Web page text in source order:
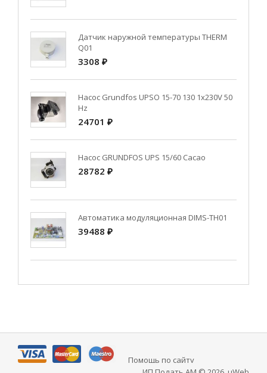
Датчик наружной температуры THERM
Q01
3308 ₽
Насос Grundfos UPSO 15-70 130 1x230V 50
Hz
24701 ₽
Насос GRUNDFOS UPS 15/60 Cacao
28782 ₽
Автоматика модуляционная DIMS-TH01
39488 ₽
Помощь по сайту